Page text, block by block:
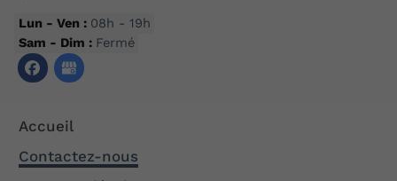
Lun - Ven : 08h - 19h
Sam - Dim : Fermé
Accueil
Contactez-nous